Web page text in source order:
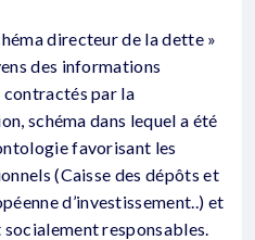
directeur de la dette »
des informations
contractés par la
schéma dans lequel a été
favorisant les
(Caisse des dépôts et
d’investissement..) et
socialement responsables.